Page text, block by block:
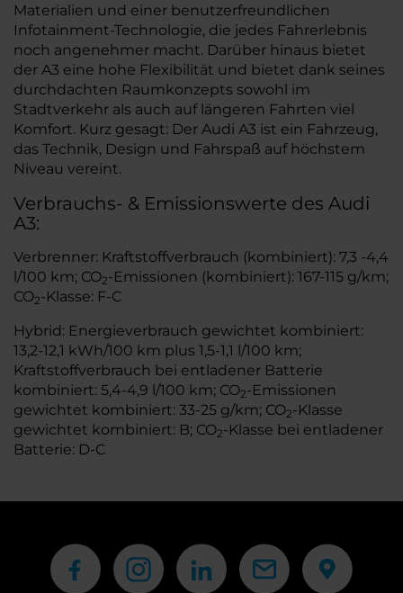
Materialien und einer benutzerfreundlichen
Infotainment-Technologie, die jedes Fahrerlebnis
noch angenehmer macht. Darüber hinaus bietet
der A3 eine hohe Flexibilität und bietet dank seines
durchdachten Raumkonzepts sowohl im
Stadtverkehr als auch auf längeren Fahrten viel
Komfort. Kurz gesagt: Der Audi A3 ist ein Fahrzeug,
das Technik, Design und Fahrspaß auf höchstem
Niveau vereint.
Verbrauchs- & Emissionswerte des Audi
A3:
Verbrenner: Kraftstoffverbrauch (kombiniert): 7,3 -4,4
l/100 km; CO2-Emissionen (kombiniert): 167-115 g/km;
CO2-Klasse: F-C
Hybrid: Energieverbrauch gewichtet kombiniert:
13,2-12,1 kWh/100 km plus 1,5-1,1 l/100 km;
Kraftstoffverbrauch bei entladener Batterie
kombiniert: 5,4-4,9 l/100 km; CO2-Emissionen
gewichtet kombiniert: 33-25 g/km; CO2-Klasse
gewichtet kombiniert: B; CO2-Klasse bei entladener
Batterie: D-C